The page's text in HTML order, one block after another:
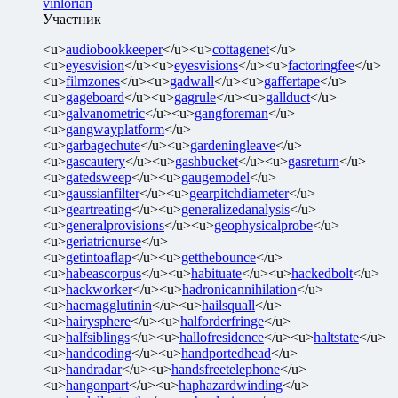
Участник
<u>audiobookkeeper</u><u>cottagenet</u>
<u>eyesvision</u><u>eyesvisions</u><u>factoringfee</u>
<u>filmzones</u><u>gadwall</u><u>gaffertape</u>
<u>gageboard</u><u>gagrule</u><u>gallduct</u>
<u>galvanometric</u><u>gangforeman</u>
<u>gangwayplatform</u>
<u>garbagechute</u><u>gardeningleave</u>
<u>gascautery</u><u>gashbucket</u><u>gasreturn</u>
<u>gatedsweep</u><u>gaugemodel</u>
<u>gaussianfilter</u><u>gearpitchdiameter</u>
<u>geartreating</u><u>generalizedanalysis</u>
<u>generalprovisions</u><u>geophysicalprobe</u>
<u>geriatricnurse</u>
<u>getintoaflap</u><u>getthebounce</u>
<u>habeascorpus</u><u>habituate</u><u>hackedbolt</u>
<u>hackworker</u><u>hadronicannihilation</u>
<u>haemagglutinin</u><u>hailsquall</u>
<u>hairysphere</u><u>halforderfringe</u>
<u>halfsiblings</u><u>hallofresidence</u><u>haltstate</u>
<u>handcoding</u><u>handportedhead</u>
<u>handradar</u><u>handsfreetelephone</u>
<u>hangonpart</u><u>haphazardwinding</u>